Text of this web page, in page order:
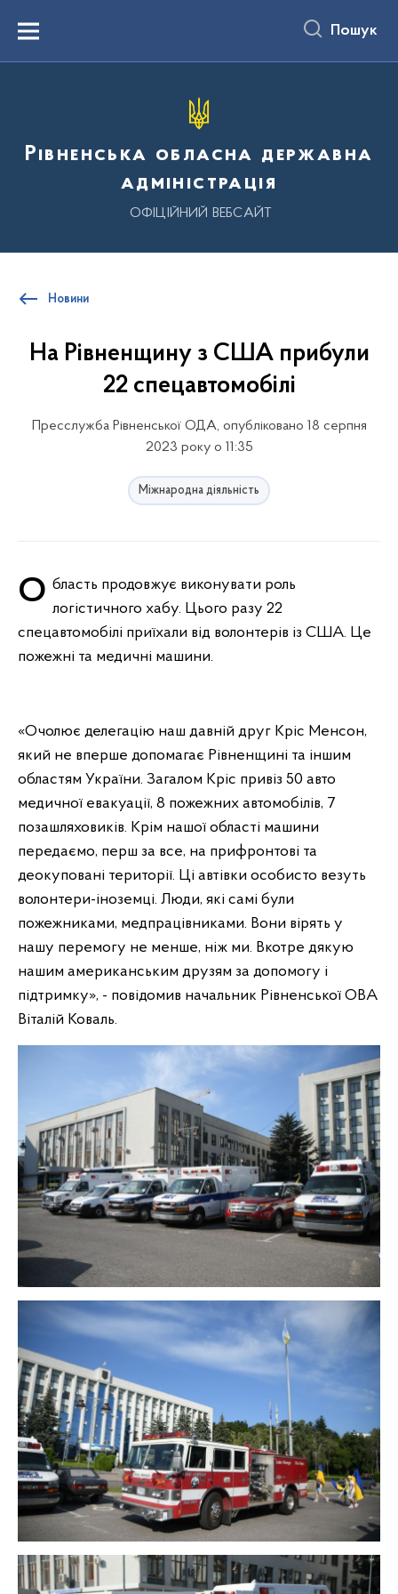
вмістуMenu Пошук
Рівненська обласна державна
адміністрація
ОФІЦІЙНИЙ ВЕБСАЙТ
Новини
На Рівненщину з США прибули
22 спецавтомобілі
Пресслужба Рівненської ОДА, опубліковано 18 серпня
2023 року о 11:35
Міжнародна діяльність
Область продовжує виконувати роль логістичного хабу. Цього разу 22
спецавтомобілі приїхали від волонтерів із США. Це
пожежні та медичні машини.
«Очолює делегацію наш давній друг Кріс Менсон,
який не вперше допомагає Рівненщині та іншим
областям України. Загалом Кріс привіз 50 авто
медичної евакуації, 8 пожежних автомобілів, 7
позашляховиків. Крім нашої області машини
передаємо, перш за все, на прифронтові та
деокуповані території. Ці автівки особисто везуть
волонтери-іноземці. Люди, які самі були
пожежниками, медпрацівниками. Вони вірять у
нашу перемогу не менше, ніж ми. Вкотре дякую
нашим американським друзям за допомогу і
підтримку», - повідомив начальник Рівненської ОВА
Віталій Коваль.